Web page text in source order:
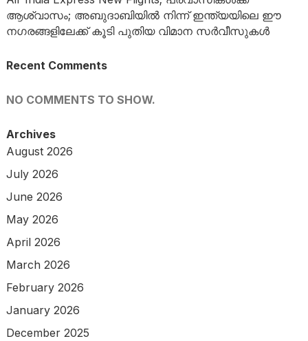
ആശ്വാസം; അബുദാബിയിൽ നിന്ന് ഇന്ത്യയിലെ ഈ
നഗരങ്ങളിലേക്ക് കൂടി പുതിയ വിമാന സർവീസുകൾ
Recent Comments
NO COMMENTS TO SHOW.
Archives
August 2026
July 2026
June 2026
May 2026
April 2026
March 2026
February 2026
January 2026
December 2025